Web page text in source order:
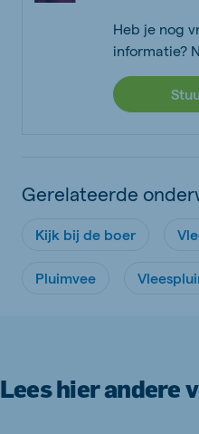
Heb je nog
informatie?
Gerelateerde
Kijk bij de boer
Pluimvee
Lees hier andere